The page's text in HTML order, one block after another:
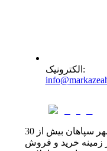
الکترونیک :
مرکزآهن با نام تجاری آهن سجاد مهر سپاهان بیش از 30
خرید و فروش